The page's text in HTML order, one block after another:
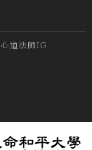
心道法師IG